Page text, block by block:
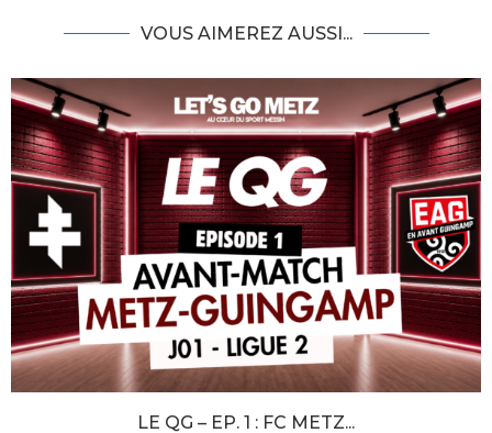
VOUS AIMEREZ AUSSI...
LE QG – EP. 1 : FC METZ...